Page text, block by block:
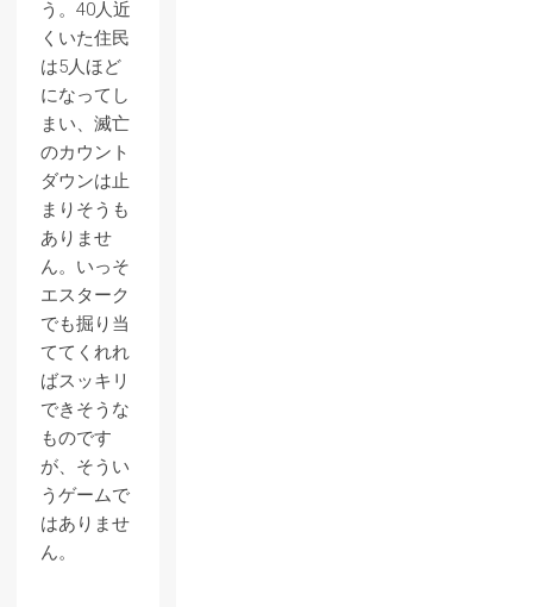
う。40人近
くいた住民
は5人ほど
になってし
まい、滅亡
のカウント
ダウンは止
まりそうも
ありませ
ん。いっそ
エスターク
でも掘り当
ててくれれ
ばスッキリ
できそうな
ものです
が、そうい
うゲームで
はありませ
ん。